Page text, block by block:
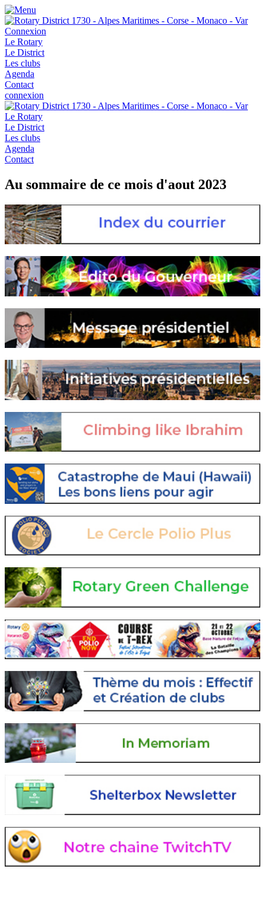
Connexion
Le Rotary
Le District
Les clubs
Agenda
Contact
connexion
Le Rotary
Le District
Les clubs
Agenda
Contact
Au sommaire de ce mois d'aout 2023